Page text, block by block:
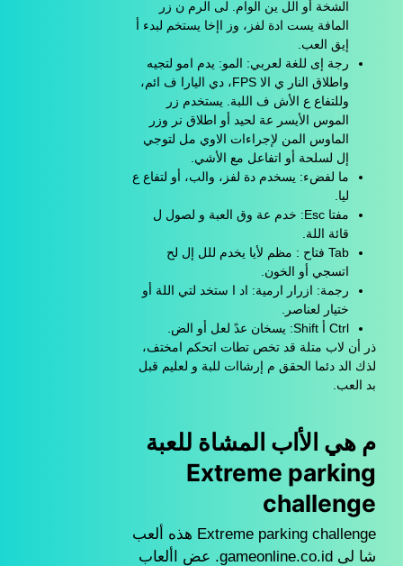
الشخة أو الل ين الوام. لى الرم ن زر
المافة يست ادة لفز، وز اإخا يستخم لبدء أ
إيق العب.
رجة إى للغة لعربي: المو: يدم امو لتجيه
واطلاق النار ي الا FPS، دي اليارا ف ائم،
وللتفاع ع الأش ف اللبة. يستخدم زر
الموس الأيسر عة لحيد أو اطلاق نر وزر
الماوس المن لإجراءات الاوي مل لتوجي
إل لسلحة أو اتفاعل مع الأشي.
ما لفضء: يسخدم دة لفز، والب، أو لتفاع ع
ليا.
مفتا Esc: خدم عة وق العبة و لصول ل
قائة اللة.
Tab فتاح : مظم لأيا يخدم للل إل لح
اتسجي أو الخون.
رجمة: ازرار ارمية: اد ا ستخد لتي اللة أو
ختيار لعناصر.
Ctrl أ Shift: يسخان عدً لعل أو الض.
ذر أن لاب متلة قد تخص تطات اتحكم امختف،
لذك الد دئما الحقق م إرشاات للبة و لعليم قبل
بد العب.
م هي الأاب المشاة للعبة
Extreme parking
challenge
Extreme parking challenge هذه ألعب
شا لى gameonline.co.id. عض األعاب